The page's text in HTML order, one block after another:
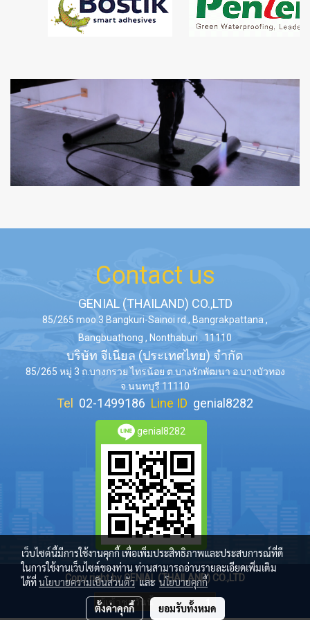
Contact us
GENIAL (THAILAND) CO.,LTD
85/265 moo.3 Bangkuri-Sainoi rd., Bangrakpattana ,
Bangbuathong , Nonthaburi . 11110
บริษัท จีเนียล (ประเทศไทย) จำกัด
85/265 หมู่ 3 ถ.บางกรวย ไทรน้อย ต.บางรักพัฒนา อ.บางบัวทอง
จ.นนทบุรี 11110
Tel 02-1499186 Line ID genial8282
genial8282
Copy right by GENIAL (THAILAND) CO.,LTD
ผู้เข้าชมวันนี้ 1
เว็บไซต์นี้มีการใช้งานคุกกี้ เพื่อเพิ่มประสิทธิภาพและประสบการณ์ที่ดี
ในการใช้งานเว็บไซต์ของท่าน ท่านสามารถอ่านรายละเอียดเพิ่มเติม
ได้ที่นโยบายความเป็นส่วนตัวและนโยบายคุกกี้
ตั้งค่าคุกกี้ ยอมรับทั้งหมด